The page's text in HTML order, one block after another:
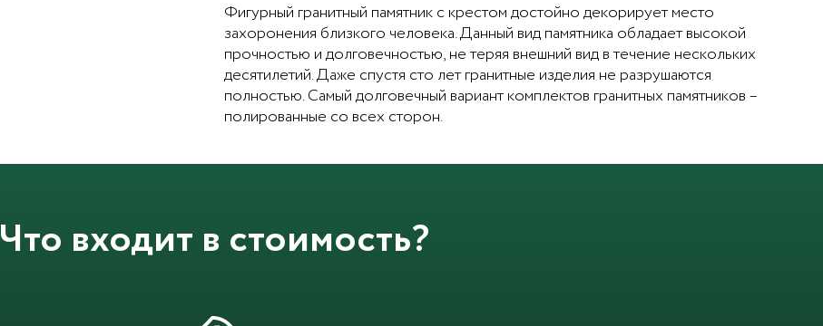
Фигурный гранитный памятник с крестом достойно декорирует место
захоронения близкого человека. Данный вид памятника обладает высокой
прочностью и долговечностью, не теряя внешний вид в течение нескольких
десятилетий. Даже спустя сто лет гранитные изделия не разрушаются
полностью. Самый долговечный вариант комплектов гранитных памятников –
полированные со всех сторон.
Что входит в стоимость?